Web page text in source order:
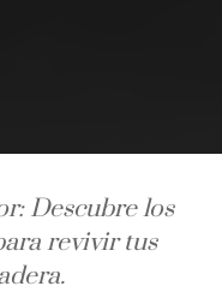
Descubre los
revivir tus